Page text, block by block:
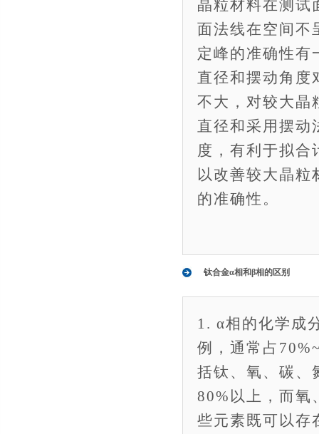
晶粒材料在测试
面法线在空间不
定峰的准确性有
直径和摆动角度
不大，对较大晶
直径和采用摆动
度，有利于拟合
以改善较大晶
的准确性。
钛合金α相和β相的区别
1. α相的化学成
例，通常占
括钛、氧、碳、
80%以上，而氧
些元素既可以存